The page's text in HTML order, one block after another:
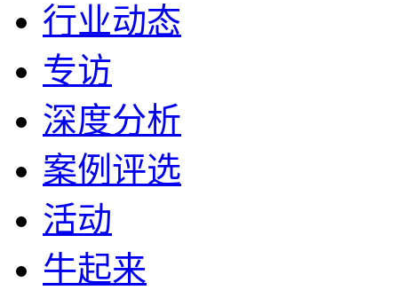
行业动态
专访
深度分析
案例评选
活动
牛起来